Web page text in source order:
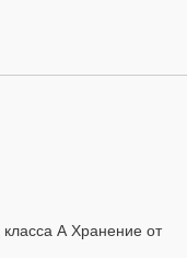
А Хранение от